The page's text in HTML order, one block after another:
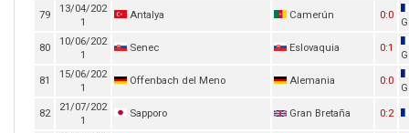
79
13/04/202
1
Antalya Camerún 0:0
80
10/06/202
1
Senec Eslovaquia 0:1
81
15/06/202
1
Offenbach del Meno Alemania 0:0
82
21/07/202
1
Sapporo Gran Bretaña 0:2